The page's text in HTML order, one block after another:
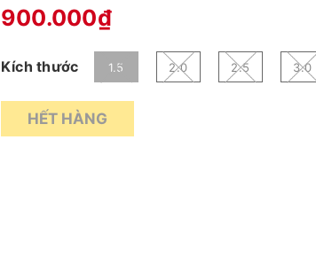
900.000₫
Kích thước 1.5 2.0 2.5 3.0
HẾT HÀNG